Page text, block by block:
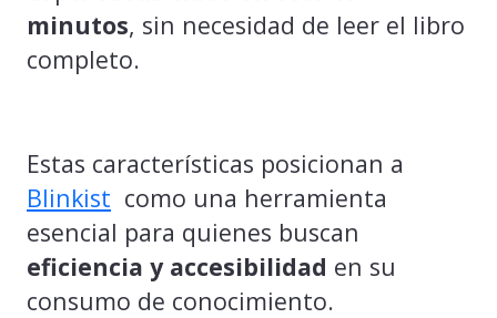
minutos, sin necesidad de leer el libro
completo.
Estas características posicionan a
Blinkist como una herramienta
esencial para quienes buscan
eficiencia y accesibilidad en su
consumo de conocimiento.